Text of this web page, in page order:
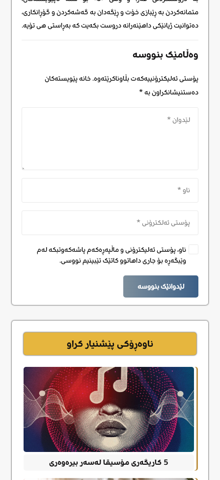
متمانەکردن بە ڕێبازی خۆت و ڕێگەدان بە گەشەکردن و گۆڕانکاری،
دەتوانیت ژیانێکی داهێنەرانە دروست بکەیت کە بەڕاستی هی تۆیە.
وەڵامێک بنووسە
پۆستی ئەلیکترۆنییەکەت بڵاوناکرێتەوە.خانە پێویستەکان
دەستنیشانکراون بە*
ناو، پۆستی ئەلیکترۆنی و ماڵپەڕەکەم پاشەکەوتبکە لەم
وێبگەڕە بۆ جاری داهاتوو کاتێک تێبینیم نووسی.
لێدوانێک بنووسە
ناوەڕۆکی پێشنیار کراو
5 کاریگەری مۆسیقا لەسەر بیرەوەری